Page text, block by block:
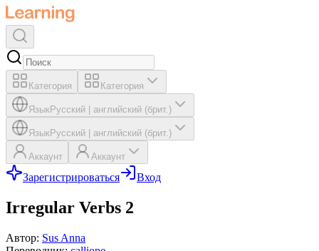
Категория Категория
ЯзыкРусский английский (брит.)
ЯзыкРусский английский (брит.)
Аккаунт Аккаунт
Зарегистрироваться Вход
Irregular Verbs 2
Автор: Sus Anna